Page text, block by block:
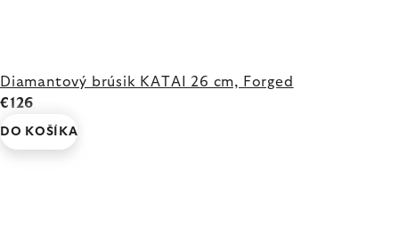
Diamantový brúsik KATAI 26 cm, Forged
€126
DO KOŠÍKA